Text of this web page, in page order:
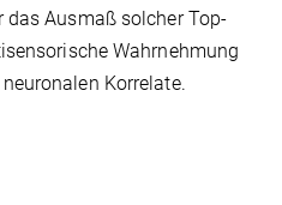
das Ausmaß solcher Top-
Wahrnehmung
Korrelate.